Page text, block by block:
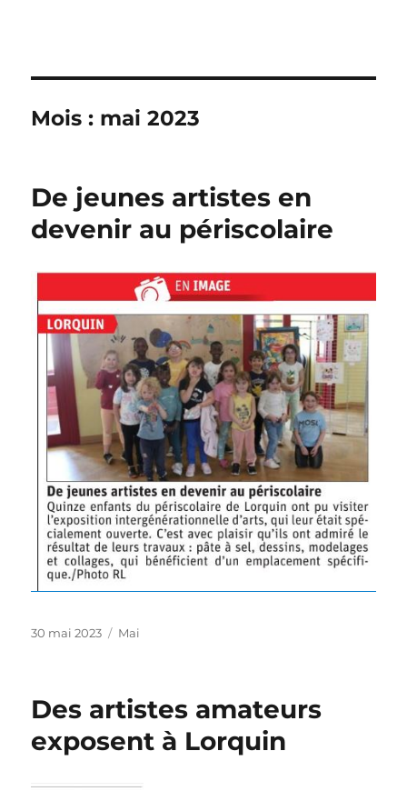
Mois : mai 2023
De jeunes artistes en
devenir au périscolaire
Publié
30 mai 2023 Catégories
Mai
Des artistes amateurs
exposent à Lorquin